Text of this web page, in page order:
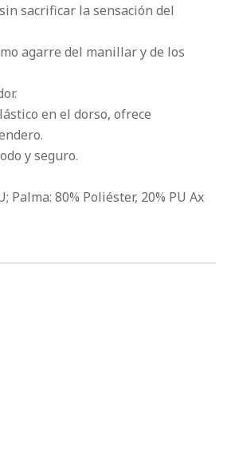
sacrificar la sensación del
agarre del manillar y de los
en el dorso, ofrece
y seguro.
Palma: 80% Poliéster, 20% PU Ax